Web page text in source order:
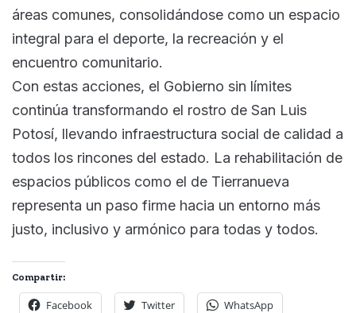
áreas comunes, consolidándose como un espacio
integral para el deporte, la recreación y el
encuentro comunitario.
Con estas acciones, el Gobierno sin límites
continúa transformando el rostro de San Luis
Potosí, llevando infraestructura social de calidad a
todos los rincones del estado. La rehabilitación de
espacios públicos como el de Tierranueva
representa un paso firme hacia un entorno más
justo, inclusivo y armónico para todas y todos.
Compartir:
Facebook Twitter WhatsApp